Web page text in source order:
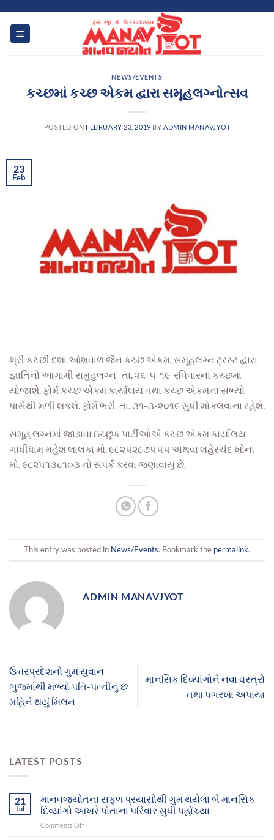
content
NEWS/EVENTS
કચ્છમાં કચ્છ એકમ દ્વારા સમૂહલગ્નોત્સવ
POSTED ON FEBRUARY 23, 2019 BY ADMIN MANAVJYOT
23
Feb
શ્રી કચ્છી દશા ઓશવાળ જૈન કચ્છ એકમ, સમૂહલગ્ન ટ્રસ્ટ દ્વારા
જ્ઞાતિનો આગામી સમુહલગ્ન તા. ૨૬-૫-૧૯ રવિવારના કચ્છમાં
યોજાશે. ફોર્મ કચ્છ એકમ કાર્યાલય તથા કચ્છ એકમના સભ્યો
પાસેથી મળી શકશે. ફોર્મ ભરી તા. ૩૧-૩-૨૦૧૯ સુધી મોકલવાના રહેશે.
સમૂહ લગ્નમાં જાડાવા ઇચ્છુક પાર્ટીઓએ કચ્છ એકમ કાર્યાલય
ગાંધીધામ મહેશ લાલકા મો. ૯૮૨૫૨૮૭૫૫૫ અથવા લહેરચંદ ખોના
મો. ૯૮૨૫૧૩૮૧૦૩ નો સંપર્ક કરવા જણાવાયું છે.
This entry was posted in News/Events. Bookmark the permalink.
ADMIN MANAVJYOT
ઉત્તરપ્રદેશનો ગુમ યુવાન
ભુજમાંથી મળ્યો પતિ-પત્નીનું છ
મહિને થયું મિલન
માનસિક દિવ્યાંગોને નવા વસ્ત્રો
તથા પગરખા અપાયા
LATEST POSTS
21
Jul
માનવજ્યોતના સફળ પ્રયાસોથી ગુમ થયેલા બે માનસિક
દિવ્યાંગો આખરે પોતાના પરિવાર સુધી પહોંચ્યા
Comments Offon